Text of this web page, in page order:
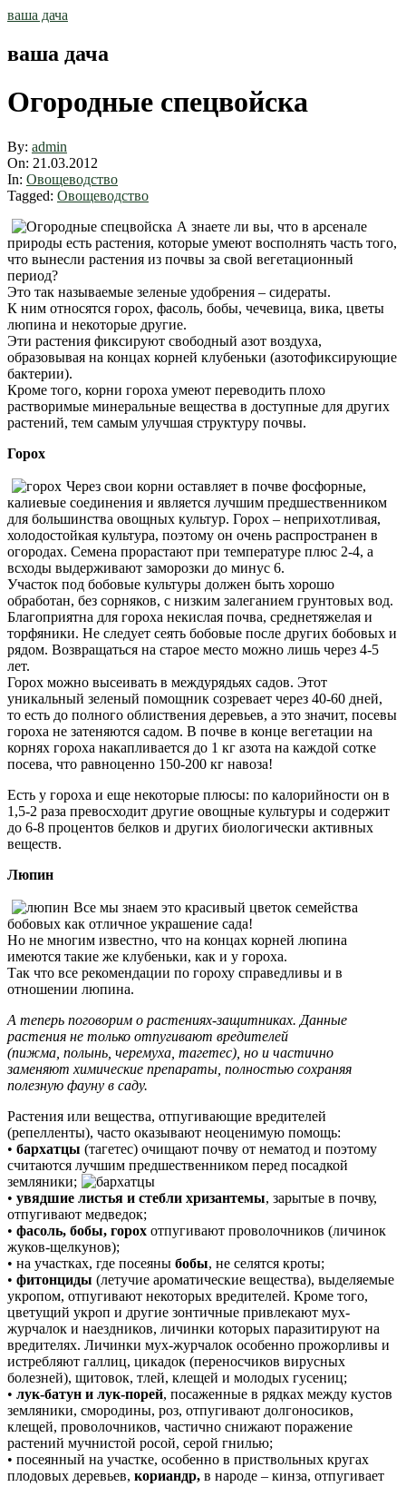
Skip
ваша дача
ваша дача
Огородные спецвойска
By: admin
On: 21.03.2012
In: Овощеводство
Tagged: Овощеводство
А знаете ли вы, что в арсенале
природы есть растения, которые умеют восполнять часть того,
что вынесли растения из почвы за свой вегетационный
период?
Это так называемые зеленые удобрения – сидераты.
К ним относятся горох, фасоль, бобы, чечевица, вика, цветы
люпина и некоторые другие.
Эти растения фиксируют свободный азот воздуха,
образовывая на концах корней клубеньки (азотофиксирующие
бактерии).
Кроме того, корни гороха умеют переводить плохо
растворимые минеральные вещества в доступные для других
растений, тем самым улучшая структуру почвы.
Горох
Через свои корни оставляет в почве фосфорные,
калиевые соединения и является лучшим предшественником
для большинства овощных культур. Горох – неприхотливая,
холодостойкая культура, поэтому он очень распространен в
огородах. Семена прорастают при температуре плюс 2-4, а
всходы выдерживают заморозки до минус 6.
Участок под бобовые культуры должен быть хорошо
обработан, без сорняков, с низким залеганием грунтовых вод.
Благоприятна для гороха некислая почва, среднетяжелая и
торфяники. Не следует сеять бобовые после других бобовых и
рядом. Возвращаться на старое место можно лишь через 4-5
лет.
Горох можно высеивать в междурядьях садов. Этот
уникальный зеленый помощник созревает через 40-60 дней,
то есть до полного облиствения деревьев, а это значит, посевы
гороха не затеняются садом. В почве в конце вегетации на
корнях гороха накапливается до 1 кг азота на каждой сотке
посева, что равноценно 150-200 кг навоза!
Есть у гороха и еще некоторые плюсы: по калорийности он в
1,5-2 раза превосходит другие овощные культуры и содержит
до 6-8 процентов белков и других биологически активных
веществ.
Люпин
Все мы знаем это красивый цветок семейства
бобовых как отличное украшение сада!
Но не многим известно, что на концах корней люпина
имеются такие же клубеньки, как и у гороха.
Так что все рекомендации по гороху справедливы и в
отношении люпина.
А теперь поговорим о растениях-защитниках. Данные
растения не только отпугивают вредителей
(пижма, полынь, черемуха, тагетес), но и частично
заменяют химические препараты, полностью сохраняя
полезную фауну в саду.
Растения или вещества, отпугивающие вредителей
(репелленты), часто оказывают неоценимую помощь:
• бархатцы (тагетес) очищают почву от нематод и поэтому
считаются лучшим предшественником перед посадкой
земляники;
• увядшие листья и стебли хризантемы, зарытые в почву,
отпугивают медведок;
• фасоль, бобы, горох отпугивают проволочников (личинок
жуков-щелкунов);
• на участках, где посеяны бобы, не селятся кроты;
• фитонциды (летучие ароматические вещества), выделяемые
укропом, отпугивают некоторых вредителей. Кроме того,
цветущий укроп и другие зонтичные привлекают мух-
журчалок и наездников, личинки которых паразитируют на
вредителях. Личинки мух-журчалок особенно прожорливы и
истребляют галлиц, цикадок (переносчиков вирусных
болезней), щитовок, тлей, клещей и молодых гусениц;
• лук-батун и лук-порей, посаженные в рядках между кустов
земляники, смородины, роз, отпугивают долгоносиков,
клещей, проволочников, частично снижают поражение
растений мучнистой росой, серой гнилью;
• посеянный на участке, особенно в приствольных кругах
плодовых деревьев, кориандр, в народе – кинза, отпугивает